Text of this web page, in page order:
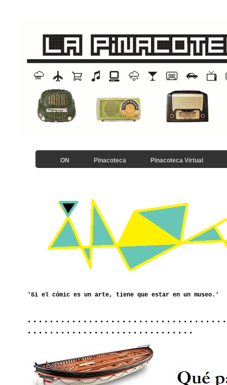
ON Pinacoteca Pinacoteca Virtual
..............................